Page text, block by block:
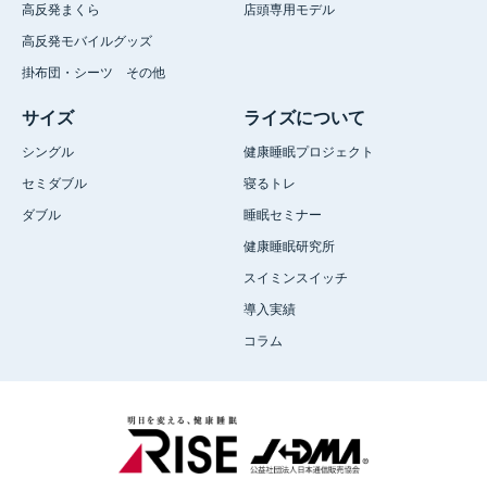
高反発まくら
高反発モバイルグッズ
掛布団・シーツ その他
店頭専用モデル
サイズ
シングル
セミダブル
ダブル
ライズについて
健康睡眠プロジェクト
寝るトレ
睡眠セミナー
健康睡眠研究所
スイミンスイッチ
導入実績
コラム